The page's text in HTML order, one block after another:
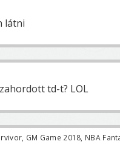
látni
td-t? LOL
GM Game 2018, NBA